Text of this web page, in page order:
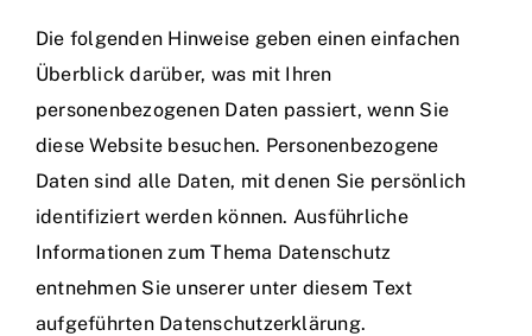
Die folgenden Hinweise geben einen einfachen
Überblick darüber, was mit Ihren
personenbezogenen Daten passiert, wenn Sie
diese Website besuchen. Personenbezogene
Daten sind alle Daten, mit denen Sie persönlich
identifiziert werden können. Ausführliche
Informationen zum Thema Datenschutz
entnehmen Sie unserer unter diesem Text
aufgeführten Datenschutzerklärung.